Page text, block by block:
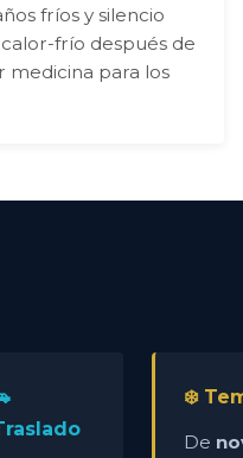
fríos y silencio
frío después de
medicina para los
❄️
De